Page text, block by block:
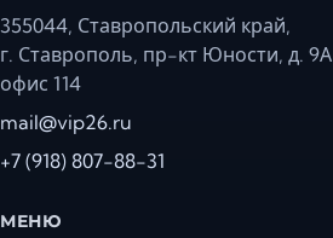
355044, Ставропольский край,
г. Ставрополь, пр-кт Юности, д. 9А
офис 114
mail@vip26.ru
+7 (918) 807-88-31
МЕНЮ